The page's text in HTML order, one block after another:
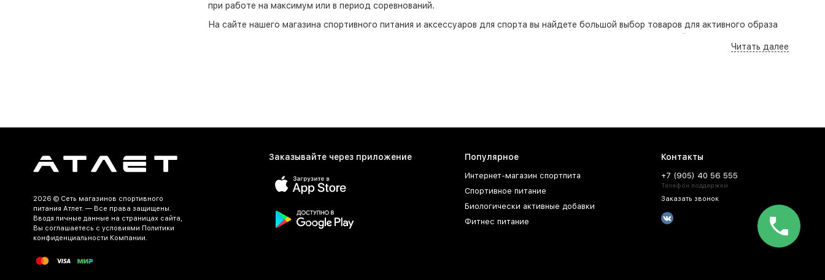
при работе на максимум или в период соревнований.
На сайте нашего магазина спортивного питания и аксессуаров для спорта вы найдете большой выбор товаров для активного образа
ознакомиться в нашем блоге. Кроме того, мы постоянно проводим различные акции, чтобы сделать наши товары еще доступнее для
новых поступлениях товаров, акциях и скидках, а также о наших специальных предложениях. Выберите интересующие вас категории
Одежда и аксессуары для спорта также представлены в широком ассортименте в нашем магазине. У нас вы можете заказать все
необходимое для занятий спортом: от перчаток и магнезии до специализированной одежды. Мы уверены, что каждый найдет для себя
подходящие товары среди нашего ассортимента.
Доставка осуществляется по всей стране по разумным ценам. Мы предлагаем различные варианты оплаты, чтобы вы могли выбрать
наиболее удобный для вас. Все наши товары имеют сертификаты качества и проходят строгую проверку перед отправкой клиентам.
Читать далее
2026 © Сеть магазинов спортивного
питания Атлет. — Все права защищены.
Вводя личные данные на страницах сайта,
Вы соглашаетесь c условиями Политики
конфиденциальности Компании.
Заказывайте через приложение Популярное
Интернет-магазин спортпита
Спортивное питание
Биологически активные добавки
Фитнес питание
Контакты
+7 (905) 40 56 555
Телефон поддержки
Заказать звонок